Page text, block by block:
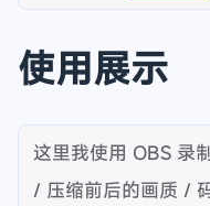
使用展示
这里我使用 OBS 录
/ 压缩前后的画质 /